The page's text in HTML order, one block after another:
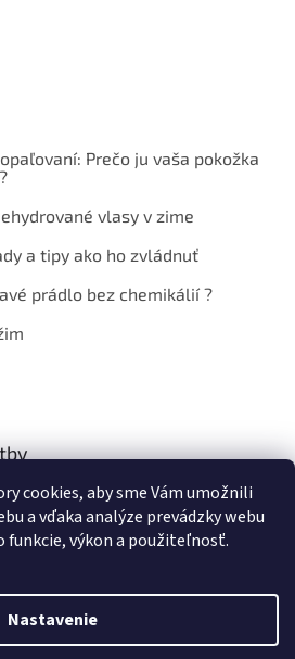
cookies, aby sme Vám umožnili
a vďaka analýze prevádzky webu
funkcie, výkon a použiteľnosť.
Nastavenie
Prečo ju vaša pokožka
vlasy v zime
a tipy ako ho zvládnuť
prádlo bez chemikálií ?